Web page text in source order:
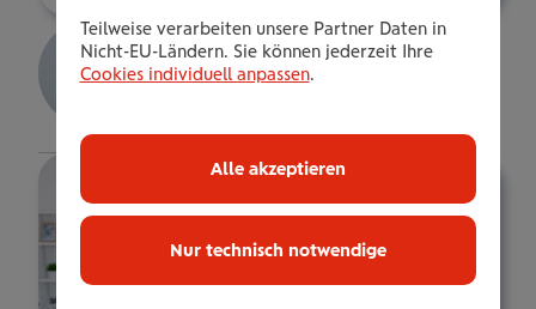
Gerlinde Böhm
Bez.Dir.in
Teilweise verarbeiten unsere Partner Daten in
Nicht-EU-Ländern. Sie können jederzeit Ihre
Cookies individuell anpassen.
Nur technisch notwendige
Alle akzeptieren